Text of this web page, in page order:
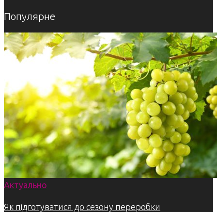
Популярне
Актуально
Як підготуватися до сезону переробки